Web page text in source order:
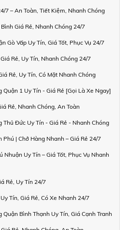
7 – An Toàn, Tiết Kiệm, Nhanh Chóng
Giá Rẻ, Nhanh Chóng 24/7
Gò Vấp Uy Tín, Giá Tốt, Phục Vụ 24/7
Rẻ, Uy Tín, Nhanh Chóng 24/7
Rẻ, Uy Tín, Có Mặt Nhanh Chóng
Quận 1 Uy Tín - Giá Rẻ [Gọi Là Xe Ngay]
Rẻ, Nhanh Chóng, An Toàn
Thủ Đức Uy Tín - Giá Rẻ - Nhanh Chóng
Phú | Chở Hàng Nhanh – Giá Rẻ 24/7
Nhuận Uy Tín – Giá Tốt, Phục Vụ Nhanh
Rẻ, Uy Tín 24/7
Tín, Giá Rẻ, Có Xe Nhanh 24/7
Quận Bình Thạnh Uy Tín, Giá Cạnh Tranh